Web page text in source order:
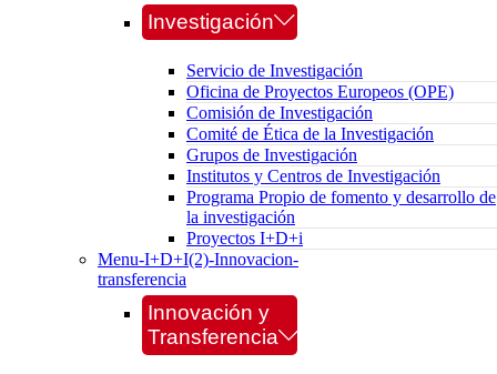
Investigación
Servicio de Investigación
Oficina de Proyectos Europeos (OPE)
Comisión de Investigación
Comité de Ética de la Investigación
Grupos de Investigación
Institutos y Centros de Investigación
Programa Propio de fomento y desarrollo de
la investigación
Proyectos I+D+i
Menu-I+D+I(2)-Innovacion-
transferencia
Innovación y
Transferencia